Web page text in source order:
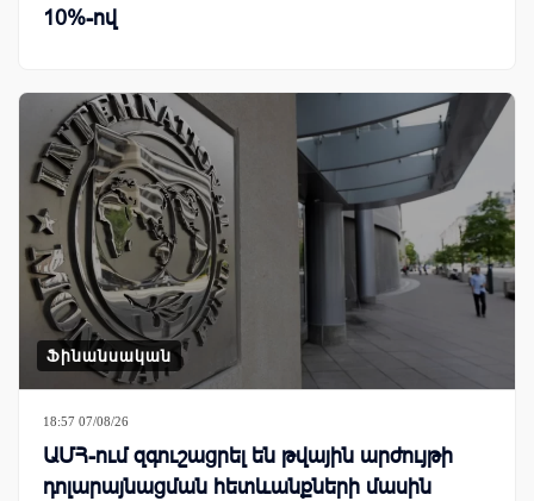
10%-ով
Ֆինանսական
18:57 07/08/26
ԱՄՀ-ում զգուշացրել են թվային արժույթի
դոլարայնացման հետևանքների մասին